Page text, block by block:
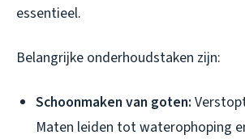
essentieel.
Belangrijke onderhoudstaken zijn:
Schoonmaken van goten:
Maten leiden tot waterophoping